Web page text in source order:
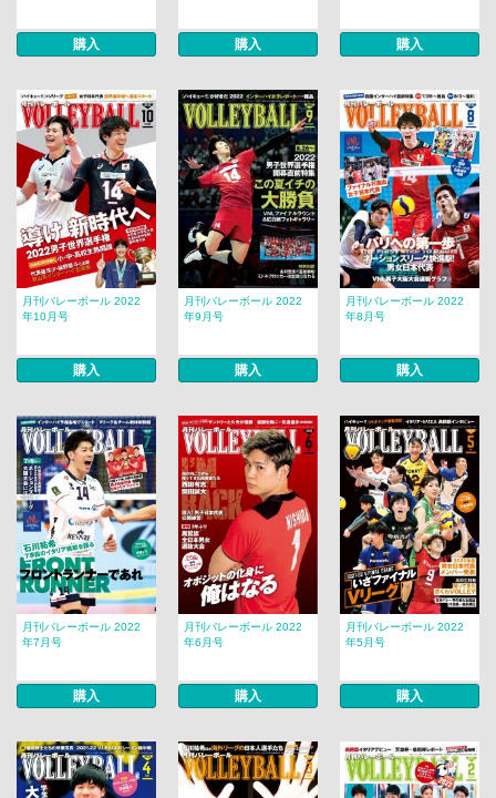
購入 購入 購入
月刊バレーボール 2022
年10月号
購入
月刊バレーボール 2022
年9月号
購入
月刊バレーボール 2022
年8月号
購入
月刊バレーボール 2022
年7月号
購入
月刊バレーボール 2022
年6月号
購入
月刊バレーボール 2022
年5月号
購入